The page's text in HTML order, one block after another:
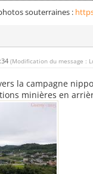
souterraines :
(Modification du message :
la campagne
minières en